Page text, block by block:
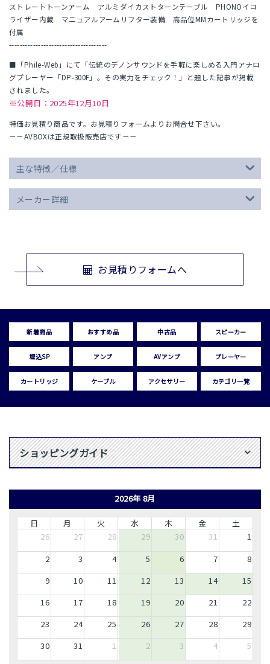
ストレートトーンアーム アルミダイカストターンテーブル PHONOイコ
ライザー内蔵 マニュアルアームリフター装備 高品位MMカートリッジを
付属
-------------------------------------
■「Phile-Web」にて「伝統のデノンサウンドを手軽に楽しめる入門アナロ
グプレーヤー「DP-300F」。その実力をチェック！」と題した記事が掲載
されました。
※公開日：2025年12月10日
特価お見積り商品です。お見積りフォームよりお問合せ下さい。
－－AVBOXは正規取扱販売店です－－
主な特徴／仕様
メーカー詳細
お見積りフォームへ
新着商品 おすすめ品 中古品 スピーカー
埋込SP アンプ AVアンプ プレーヤー
カートリッジ ケーブル アクセサリー カテゴリ一覧
ショッピングガイド
2026年 8月
日 月 火 水 木 金
土
26
27 28 29 30 31
1
2
3 4 5 6 7
8
9
10 11 12 13 14
15
16
17 18 19 20 21
22
23
24 25 26 27 28
29
30
31 1 2 3 4 5